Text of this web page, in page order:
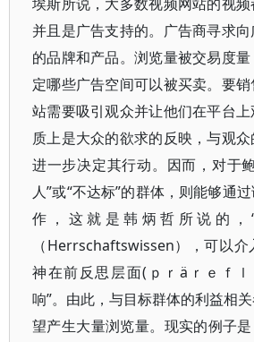
并且是广告支持的。广告商寻求
的品牌和产品。浏览量被交易度
定哪些广告空间可以被买卖。要
站需要吸引观众并让他们在平台
质上是大众的欲求的反映，与观
进一步决定其行动。因而，对于
人”或“不达标”的群体，则能够通
作，这就是韩炳哲所说的，
（Herrschaftswissen），可以
神在前反思层面(ｐｒäｒｅｆ
响”。由此，与目标群体的利益相
望产生大量浏览量。现实的例子